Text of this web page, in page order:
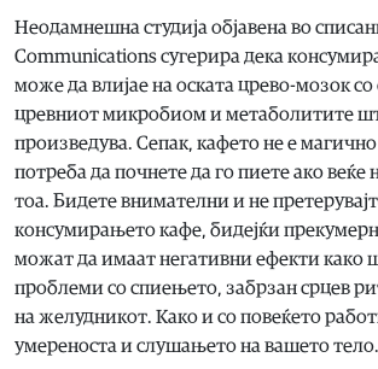
Неодамнешна студија објавена во
Communications сугерира дека
може да влијае на оската црево-мозок
цревниот микробиом и метаболитите
произведува. Сепак, кафето не е
потреба да почнете да го пиете ако веќе
тоа. Бидете внимателни и не
консумирањето кафе, бидејќи
можат да имаат негативни ефекти како
проблеми со спиењето, забрзан срцев
на желудникот. Како и со повеќето
умереноста и слушањето на вашето тело.